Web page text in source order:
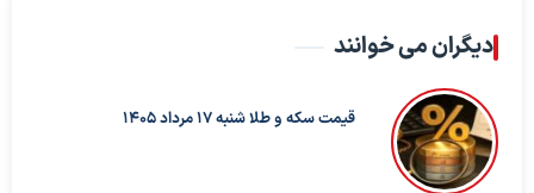
دیگران می خوانند
قیمت سکه و طلا شنبه 17 مرداد 1405